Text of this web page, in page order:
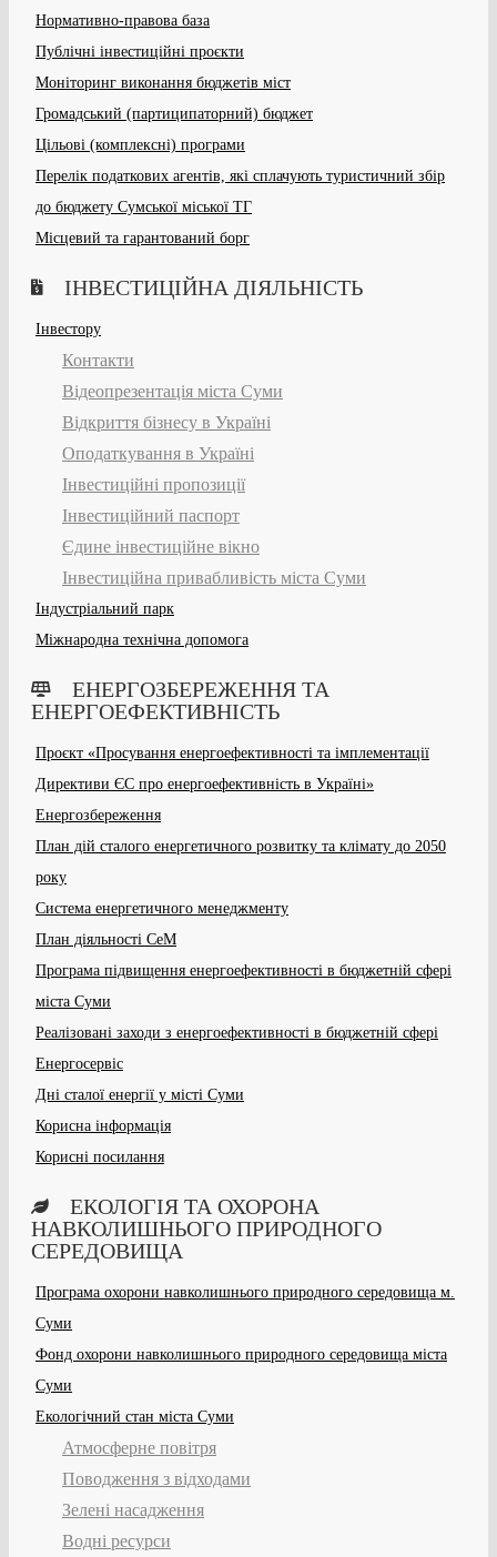
Нормативно-правова база
Публічні інвестиційні проєкти
Моніторинг виконання бюджетів міст
Громадський (партиципаторний) бюджет
Цільові (комплексні) програми
Перелік податкових агентів, які сплачують туристичний збір
до бюджету Сумської міської ТГ
Місцевий та гарантований борг
ІНВЕСТИЦІЙНА ДІЯЛЬНІСТЬ
Інвестору
Контакти
Відеопрезентація міста Суми
Відкриття бізнесу в Україні
Оподаткування в Україні
Інвестиційні пропозиції
Інвестиційний паспорт
Єдине інвестиційне вікно
Інвестиційна привабливість міста Суми
Індустріальний парк
Міжнародна технічна допомога
ЕНЕРГОЗБЕРЕЖЕННЯ ТА
ЕНЕРГОЕФЕКТИВНІСТЬ
Проєкт «Просування енергоефективності та імплементації
Директиви ЄС про енергоефективність в Україні»
Енергозбереження
План дій сталого енергетичного розвитку та клімату до 2050
року
Система енергетичного менеджменту
План діяльності СеМ
Програма підвищення енергоефективності в бюджетній сфері
міста Суми
Реалізовані заходи з енергоефективності в бюджетній сфері
Енергосервіс
Дні сталої енергії у місті Суми
Корисна інформація
Корисні посилання
ЕКОЛОГІЯ ТА ОХОРОНА
НАВКОЛИШНЬОГО ПРИРОДНОГО
СЕРЕДОВИЩА
Програма охорони навколишнього природного середовища м.
Суми
Фонд охорони навколишнього природного середовища міста
Суми
Екологічний стан міста Суми
Атмосферне повітря
Поводження з відходами
Зелені насадження
Водні ресурси